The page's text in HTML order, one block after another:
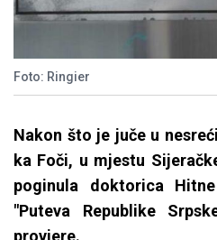
Foto: Ringier
Nakon što je juče u
ka Foči, u mjestu
poginula doktorica
"Puteva Republike
provjere.